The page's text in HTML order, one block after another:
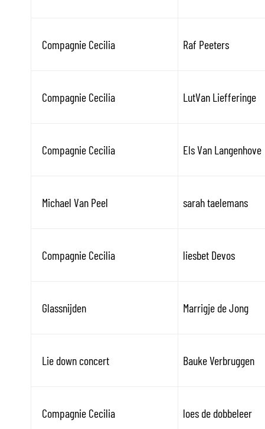
Compagnie Cecilia Raf Peeters
Compagnie Cecilia LutVan Liefferinge
Compagnie Cecilia Els Van Langenhove
Michael Van Peel sarah taelemans
Compagnie Cecilia liesbet Devos
Glassnijden Marrigje de Jong
Lie down concert Bauke Verbruggen
Compagnie Cecilia loes de dobbeleer